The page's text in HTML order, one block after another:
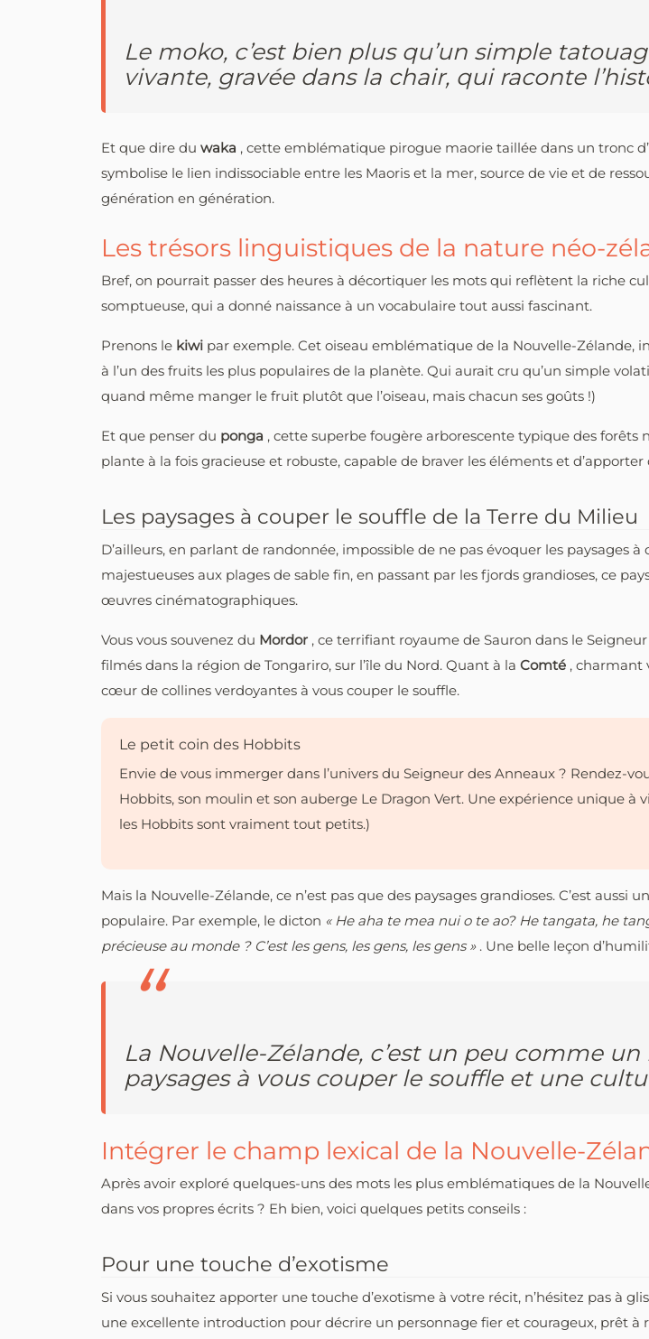
Le moko, c’est bien plus qu’un simple
vivante, gravée dans la chair, qui raconte
Et que dire du waka , cette emblématique pirogue maorie taillée dans un tronc
symbolise le lien indissociable entre les Maoris et la mer, source de vie et de
génération en génération.
Les trésors linguistiques de la nature néo-
Bref, on pourrait passer des heures à décortiquer les mots qui reflètent la riche
somptueuse, qui a donné naissance à un vocabulaire tout aussi fascinant.
Prenons le kiwi par exemple. Cet oiseau emblématique de la Nouvelle-Zélande,
à l’un des fruits les plus populaires de la planète. Qui aurait cru qu’un simple
quand même manger le fruit plutôt que l’oiseau, mais chacun ses goûts !)
Et que penser du ponga , cette superbe fougère arborescente typique des
plante à la fois gracieuse et robuste, capable de braver les éléments et
Les paysages à couper le souffle de la Terre du Milieu
D’ailleurs, en parlant de randonnée, impossible de ne pas évoquer les paysages
majestueuses aux plages de sable fin, en passant par les fjords grandioses, ce
œuvres cinématographiques.
Vous vous souvenez du Mordor , ce terrifiant royaume de Sauron dans le
filmés dans la région de Tongariro, sur l’île du Nord. Quant à la Comté , charmant
cœur de collines verdoyantes à vous couper le souffle.
Le petit coin des Hobbits
Envie de vous immerger dans l’univers du Seigneur des Anneaux ? Rendez-
Hobbits, son moulin et son auberge Le Dragon Vert. Une expérience unique à
les Hobbits sont vraiment tout petits.)
Mais la Nouvelle-Zélande, ce n’est pas que des paysages grandioses. C’est
populaire. Par exemple, le dicton « He aha te mea nui o te ao? He tangata, he
précieuse au monde ? C’est les gens, les gens, les gens » . Une belle leçon
La Nouvelle-Zélande, c’est un peu comme
paysages à vous couper le souffle et une
Intégrer le champ lexical de la Nouvelle-
Après avoir exploré quelques-uns des mots les plus emblématiques de la
dans vos propres écrits ? Eh bien, voici quelques petits conseils :
Pour une touche d’exotisme
Si vous souhaitez apporter une touche d’exotisme à votre récit, n’hésitez pas à
une excellente introduction pour décrire un personnage fier et courageux, prêt à